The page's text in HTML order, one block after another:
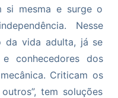
si mesma e surge o
Nesse
da vida adulta, já se
conhecedores dos
Criticam os
tem soluções